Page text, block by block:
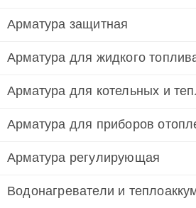
Арматура защитная
Арматура для жидкого
Арматура для котельных и
Арматура для приборов
Арматура регулирующая
Водонагреватели и